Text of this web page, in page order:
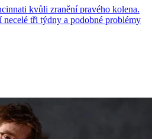
kvůli zranění pravého kolena.
tři týdny a podobné problémy